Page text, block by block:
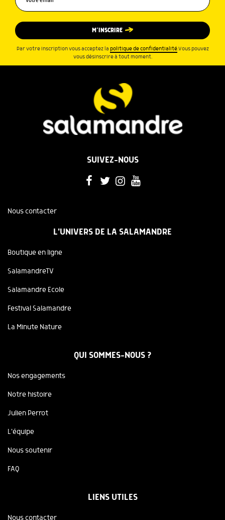
M’INSCRIRE
Par votre inscription vous acceptez la politique de confidentialité.Vous pouvez
vous désinscrire à tout moment.
SUIVEZ-NOUS
Nous contacter
L'UNIVERS DE LA SALAMANDRE
Boutique en ligne
SalamandreTV
Salamandre Ecole
Festival Salamandre
La Minute Nature
QUI SOMMES-NOUS ?
Nos engagements
Notre histoire
Julien Perrot
L'équipe
Nous soutenir
FAQ
LIENS UTILES
Nous contacter